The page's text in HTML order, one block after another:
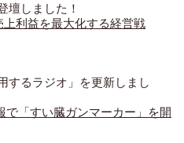
壇しました！
利益を最大化する経営戦
するラジオ」を更新しまし
「すい臓ガンマーカー」を開